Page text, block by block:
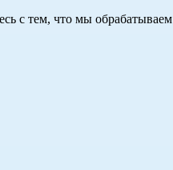
с тем, что мы